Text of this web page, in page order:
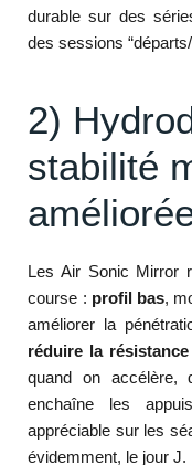
durable sur des
des sessions
2)
stabilité
Les Air Sonic Mirror
course : profil bas,
améliorer la
réduire la résistance
quand on accélère,
enchaîne les
appréciable sur les
évidemment, le jour J.